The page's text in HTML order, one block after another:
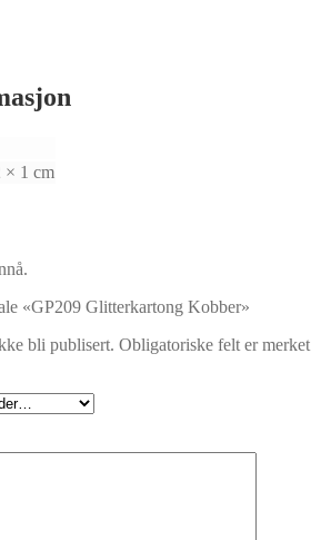
× 1 cm
«GP209 Glitterkartong Kobber»
bli publisert. Obligatoriske felt er merket